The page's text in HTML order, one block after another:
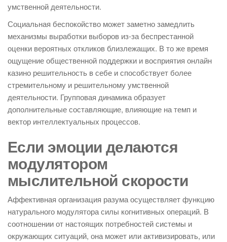
умственной деятельности.
Социальная беспокойство может заметно замедлить
механизмы выработки выборов из-за беспрестанной
оценки вероятных откликов близлежащих. В то же время
ощущение общественной поддержки и восприятия онлайн
казино решительность в себе и способствует более
стремительному и решительному умственной
деятельности. Групповая динамика образует
дополнительные составляющие, влияющие на темп и
вектор интеллектуальных процессов.
Если эмоции делаются
модулятором
мыслительной скорости
Аффективная организация разума осуществляет функцию
натурального модулятора силы когнитивных операций. В
соотношении от настоящих потребностей системы и
окружающих ситуаций, она может или активизировать, или